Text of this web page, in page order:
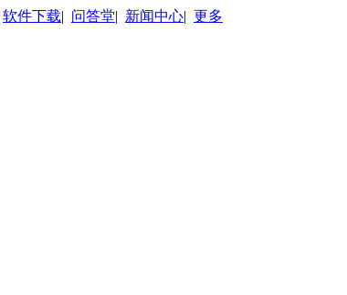
软件下载| 问答堂| 新闻中心| 更多